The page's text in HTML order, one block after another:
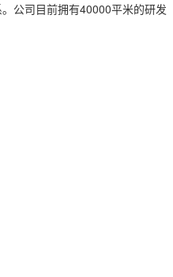
公司目前拥有40000平米的研发